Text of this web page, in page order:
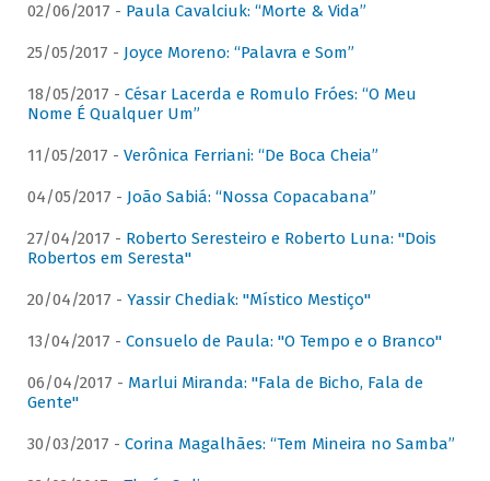
02/06/2017 - Paula Cavalciuk: “Morte & Vida”
25/05/2017 - Joyce Moreno: “Palavra e Som”
18/05/2017 - César Lacerda e Romulo Fróes: “O Meu
Nome É Qualquer Um”
11/05/2017 - Verônica Ferriani: “De Boca Cheia”
04/05/2017 - João Sabiá: “Nossa Copacabana”
27/04/2017 - Roberto Seresteiro e Roberto Luna: "Dois
Robertos em Seresta"
20/04/2017 - Yassir Chediak: "Místico Mestiço"
13/04/2017 - Consuelo de Paula: "O Tempo e o Branco"
06/04/2017 - Marlui Miranda: "Fala de Bicho, Fala de
Gente"
30/03/2017 - Corina Magalhães: “Tem Mineira no Samba”